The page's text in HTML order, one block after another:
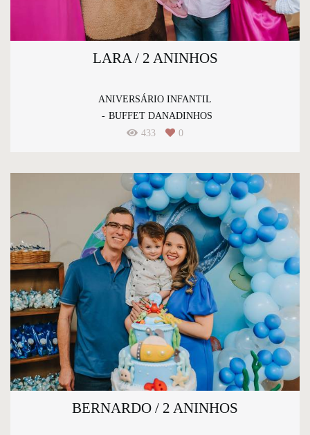
LARA / 2 ANINHOS
ANIVERSÁRIO INFANTIL
BUFFET DANADINHOS
433
0
BERNARDO / 2 ANINHOS